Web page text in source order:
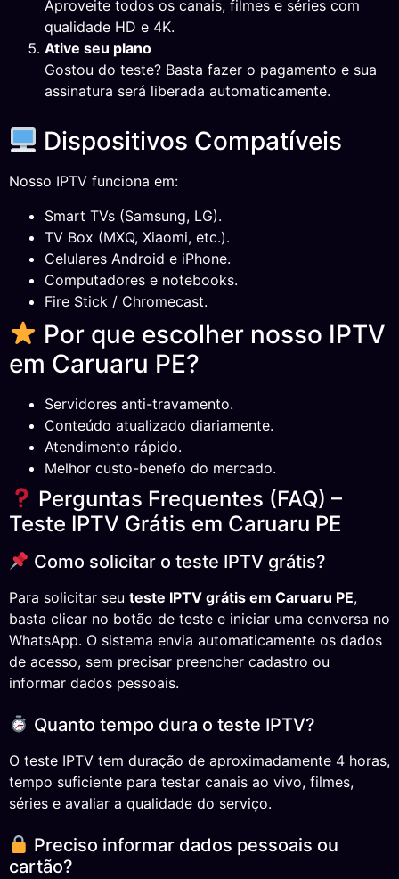
Aproveite todos os canais, filmes e séries com
qualidade HD e 4K.
Ative seu plano
Gostou do teste? Basta fazer o pagamento e sua
assinatura será liberada automaticamente.
Dispositivos Compatíveis
Nosso IPTV funciona em:
Smart TVs (Samsung, LG).
TV Box (MXQ, Xiaomi, etc.).
Celulares Android e iPhone.
Computadores e notebooks.
Fire Stick / Chromecast.
Por que escolher nosso IPTV
em Caruaru PE?
Servidores anti-travamento.
Conteúdo atualizado diariamente.
Atendimento rápido.
Melhor custo-benefo do mercado.
Perguntas Frequentes (FAQ) –
Teste IPTV Grátis em Caruaru PE
Como solicitar o teste IPTV grátis?
Para solicitar seu teste IPTV grátis em Caruaru PE,
basta clicar no botão de teste e iniciar uma conversa no
WhatsApp. O sistema envia automaticamente os dados
de acesso, sem precisar preencher cadastro ou
informar dados pessoais.
Quanto tempo dura o teste IPTV?
O teste IPTV tem duração de aproximadamente 4 horas,
tempo suficiente para testar canais ao vivo, filmes,
séries e avaliar a qualidade do serviço.
Preciso informar dados pessoais ou
cartão?